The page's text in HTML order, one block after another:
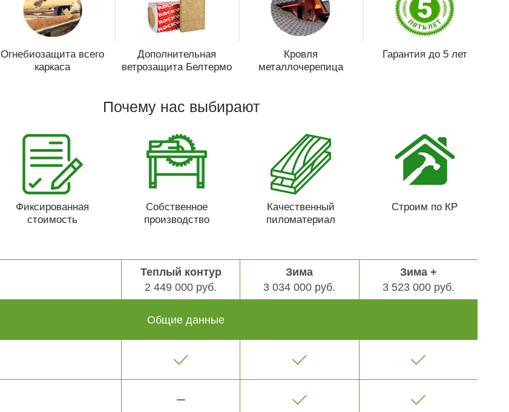
Огнебиозащита всего
каркаса
Дополнительная
ветрозащита Белтермо
Кровля
металлочерепица
Гарантия до 5 лет
Почему нас выбирают
Фиксированная
стоимость
Собственное
производство
Качественный
пиломатериал
Строим по КР
Теплый контур
2 449 000 руб.
Зима
3 034 000 руб.
Зима +
3 523 000 руб.
Общие данные